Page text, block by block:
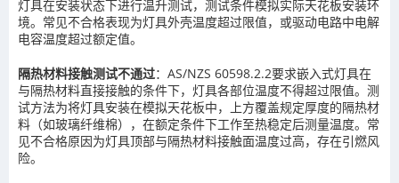
灯具在安装状态下进行温升测试，测试条件模拟实际天花板安装环
境。常见不合格表现为灯具外壳温度超过限值，或驱动电路中电解
电容温度超过额定值。
隔热材料接触测试不通过：AS/NZS 60598.2.2要求嵌入式灯具在
与隔热材料直接接触的条件下，灯具各部位温度不得超过限值。测
试方法为将灯具安装在模拟天花板中，上方覆盖规定厚度的隔热材
料（如玻璃纤维棉），在额定条件下工作至热稳定后测量温度。常
见不合格原因为灯具顶部与隔热材料接触面温度过高，存在引燃风
险。